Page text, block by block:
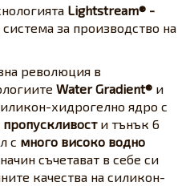
Lightstream® -
за производство на
революция в
Water Gradient® и
хидрогелно ядро с
и тънък 6
с много високо водно
съчетават в себе си
качества на силикон-